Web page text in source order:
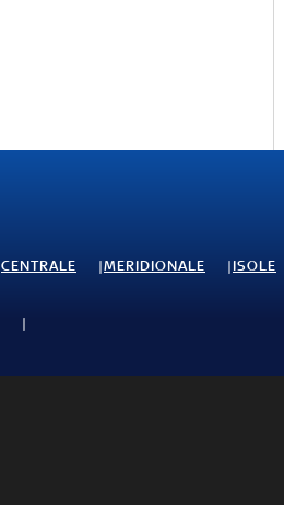
CENTRALE MERIDIONALE
ISOLE